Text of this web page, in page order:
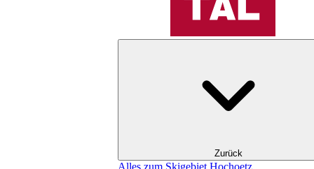
Zurück
Alles zum Skigebiet Hochoetz